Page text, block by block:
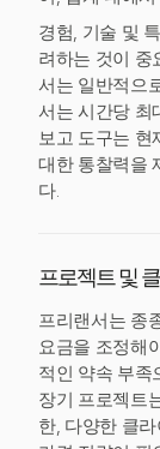
경험, 기술 및
려하는 것이 중
서는 일반적으
서는 시간당 최
보고 도구는 현
대한 통찰력을
다.
프로젝트 및
프리랜서는 종
요금을 조정해
적인 약속 부족
장기 프로젝트
한, 다양한 클